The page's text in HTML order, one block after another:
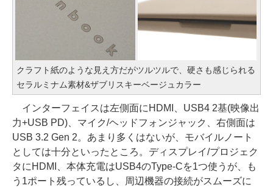
クラフト紙のような見え方だがツルツルで、硬さも感じられる
セラルミナム素材&ザブリスキーベージュカラー
インターフェイスは左側面にHDMI、USB4 2基(映像出
力+USB PD)、マイク/ヘッドフォンジャック、右側面は
USB 3.2 Gen 2。あまり多くはないが、モバイルノート
としては十分といったところ。ディスプレイ/プロジェク
タにHDMI、本体充電はUSB4のType-Cを1つ使うが、も
う1ポート残っているし、周辺機器の接続がスムーズに